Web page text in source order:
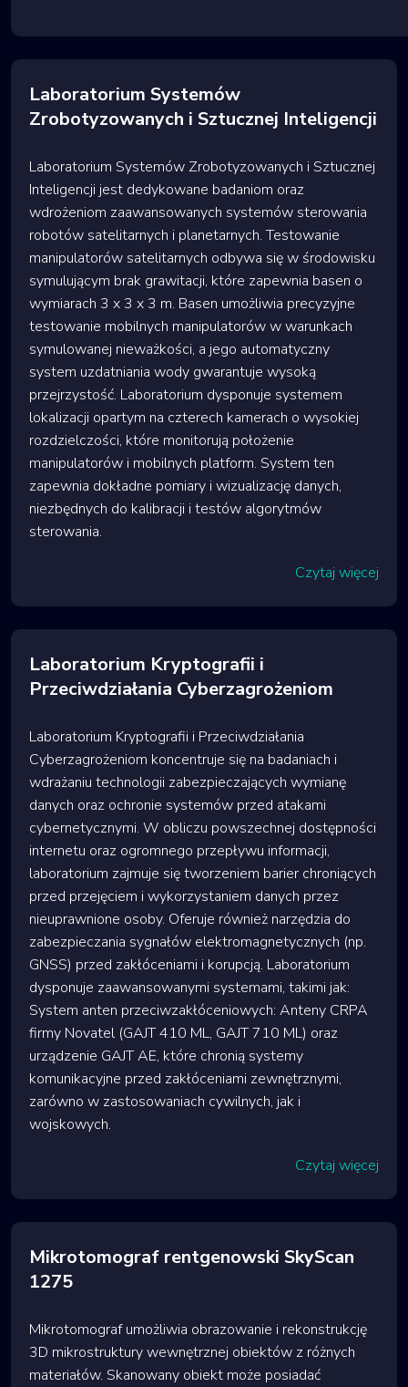
Laboratorium Systemów
Zrobotyzowanych i Sztucznej Inteligencji
Laboratorium Systemów Zrobotyzowanych i Sztucznej
Inteligencji jest dedykowane badaniom oraz
wdrożeniom zaawansowanych systemów sterowania
robotów satelitarnych i planetarnych. Testowanie
manipulatorów satelitarnych odbywa się w środowisku
symulującym brak grawitacji, które zapewnia basen o
wymiarach 3 x 3 x 3 m. Basen umożliwia precyzyjne
testowanie mobilnych manipulatorów w warunkach
symulowanej nieważkości, a jego automatyczny
system uzdatniania wody gwarantuje wysoką
przejrzystość. Laboratorium dysponuje systemem
lokalizacji opartym na czterech kamerach o wysokiej
rozdzielczości, które monitorują położenie
manipulatorów i mobilnych platform. System ten
zapewnia dokładne pomiary i wizualizację danych,
niezbędnych do kalibracji i testów algorytmów
sterowania.
Czytaj więcej
Laboratorium Kryptografii i
Przeciwdziałania Cyberzagrożeniom
Laboratorium Kryptografii i Przeciwdziałania
Cyberzagrożeniom koncentruje się na badaniach i
wdrażaniu technologii zabezpieczających wymianę
danych oraz ochronie systemów przed atakami
cybernetycznymi. W obliczu powszechnej dostępności
internetu oraz ogromnego przepływu informacji,
laboratorium zajmuje się tworzeniem barier chroniących
przed przejęciem i wykorzystaniem danych przez
nieuprawnione osoby. Oferuje również narzędzia do
zabezpieczania sygnałów elektromagnetycznych (np.
GNSS) przed zakłóceniami i korupcją. Laboratorium
dysponuje zaawansowanymi systemami, takimi jak:
System anten przeciwzakłóceniowych: Anteny CRPA
firmy Novatel (GAJT 410 ML, GAJT 710 ML) oraz
urządzenie GAJT AE, które chronią systemy
komunikacyjne przed zakłóceniami zewnętrznymi,
zarówno w zastosowaniach cywilnych, jak i
wojskowych.
Czytaj więcej
Mikrotomograf rentgenowski SkyScan
1275
Mikrotomograf umożliwia obrazowanie i rekonstrukcję
3D mikrostruktury wewnętrznej obiektów z różnych
materiałów. Skanowany obiekt może posiadać